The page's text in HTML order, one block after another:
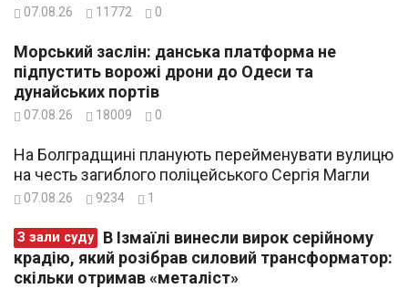
07.08.26 11772 0
Морський заслін: данська платформа не
підпустить ворожі дрони до Одеси та
дунайських портів
07.08.26 18009 0
На Болградщині планують перейменувати вулицю
на честь загиблого поліцейського Сергія Магли
07.08.26 9234 1
З зали суду
крадію, який розібрав силовий трансформатор:
скільки отримав «металіст»